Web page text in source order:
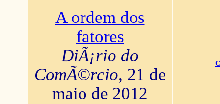
A ordem dos
fatores
DiÃ¡rio do
ComÃ©rcio, 21 de
maio de 2012